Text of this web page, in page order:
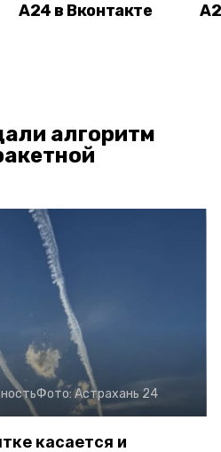
А24 в Вконтакте
алгоритм
Фото: Астрахань 24
касается и